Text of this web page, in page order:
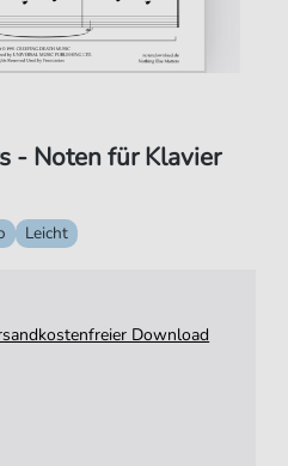
- Noten für Klavier
Leicht
Download